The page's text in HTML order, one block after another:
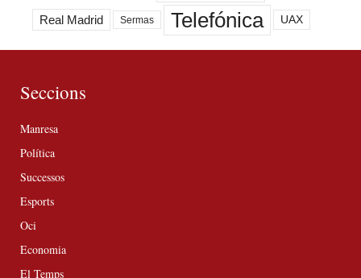
Real Madrid Sermas Telefónica UAX
Seccions
Manresa
Política
Successos
Esports
Oci
Economia
El Temps